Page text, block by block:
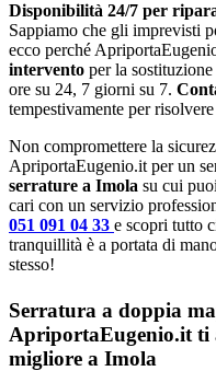
Disponibilità 24/7 per
Sappiamo che gli imprevisti
ecco perché
intervento per la
ore su 24, 7 giorni su 7.
tempestivamente per
Non compromettere la
ApriportaEugenio.it per un
serrature a Imola su cui
cari con un servizio
051 091 04 33 e scopri tutto
tranquillità è a portata di
stesso!
Serratura a doppia
ApriportaEugenio.it ti
migliore a Imola